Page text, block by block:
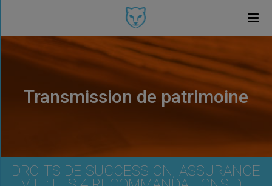
Transmission de patrimoine
DROITS DE SUCCESSION, ASSURANCE